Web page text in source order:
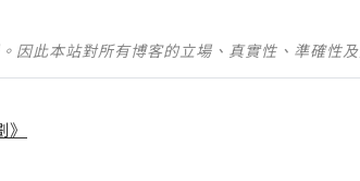
因此本站對所有博客的立場、真實性、準確性